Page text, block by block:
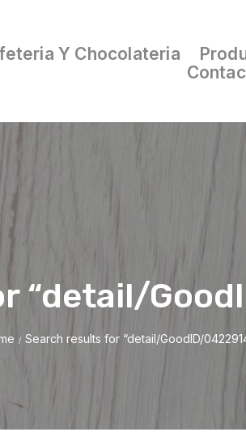
Y Chocolateria
“detail/
/ Search results for “detail/GoodID/